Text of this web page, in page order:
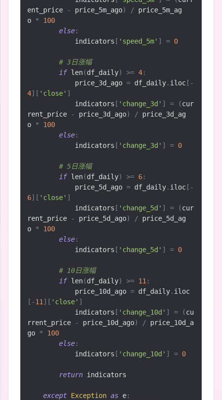
ent_price
- price_5m_ago) / price_5m_ag
o *
100
else:
indicators [ 'speed_5m' ] = 0
# 3日涨幅
if len(df_daily) >= 4:
price_3d_ago = df_daily. iloc[-
4][ 'close' ]
indicators [ 'change_3d' ] = (cur
rent_price
- price_3d_ago) / price_3d_ag
o *
100
else:
indicators [ 'change_3d' ] = 0
# 5日涨幅
if len(df_daily) >= 6:
price_5d_ago = df_daily. iloc[-
6][ 'close' ]
indicators [ 'change_5d' ] = (cur
rent_price
- price_5d_ago) / price_5d_ag
o *
100
else:
indicators [ 'change_5d' ] = 0
# 10日涨幅
if len(df_daily) >= 11 :
price_10d_ago = df_daily. iloc
[-11 ][ 'close' ]
indicators [ 'change_10d' ] = (cu
rrent_price
- price_10d_ago) / price_10d_a
go *
100
else:
indicators [ 'change_10d' ] = 0
return indicators
except Exception as e: